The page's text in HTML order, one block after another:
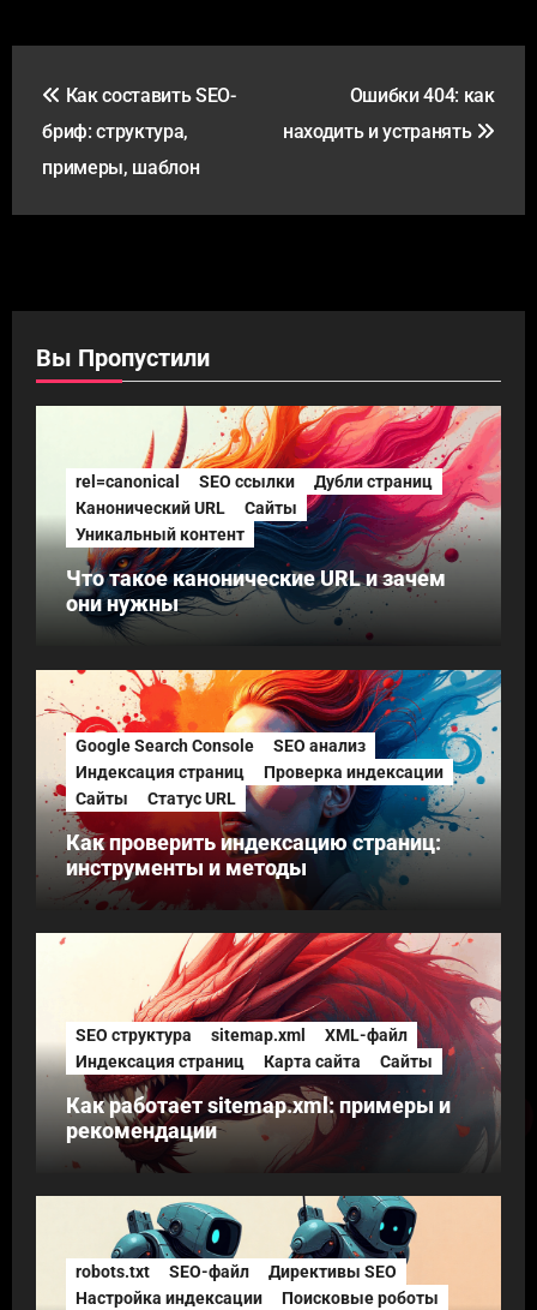
по
записям
Как составить SEO-
бриф: структура,
примеры, шаблон
Ошибки 404: как
находить и устранять
Вы Пропустили
rel=canonical SEO ссылки
Дубли страниц
Канонический URL
Сайты
Уникальный контент
Что такое канонические URL и зачем
они нужны
Google Search Console
SEO анализ
Индексация страниц
Проверка индексации
Сайты
Статус URL
Как проверить индексацию страниц:
инструменты и методы
SEO структура sitemap.xml
XML-файл
Индексация страниц
Карта сайта Сайты
Как работает sitemap.xml: примеры и
рекомендации
robots.txt SEO-файл
Директивы SEO
Настройка индексации
Поисковые роботы